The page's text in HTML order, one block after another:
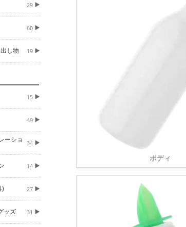
29
60
し物 19
15
49
ーショ 34
14
) 27
ッズ 31
ボディ